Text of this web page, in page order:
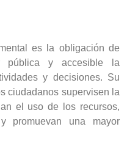
es la obligación de
pública y accesible la
y decisiones. Su
ciudadanos supervisen la
el uso de los recursos,
promuevan una mayor